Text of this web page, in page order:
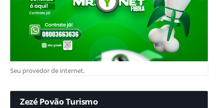
Seu provedor de internet.
Zezé Povão Turismo